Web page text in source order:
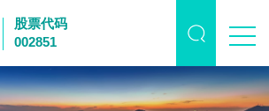
股票代码
002851